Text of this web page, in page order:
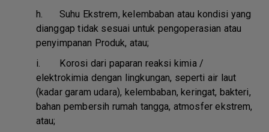
h. Suhu Ekstrem, kelembaban atau kondisi yang
dianggap tidak sesuai untuk pengoperasian atau
penyimpanan Produk, atau;
i. Korosi dari paparan reaksi kimia /
elektrokimia dengan lingkungan, seperti air laut
(kadar garam udara), kelembaban, keringat, bakteri,
bahan pembersih rumah tangga, atmosfer ekstrem,
atau;